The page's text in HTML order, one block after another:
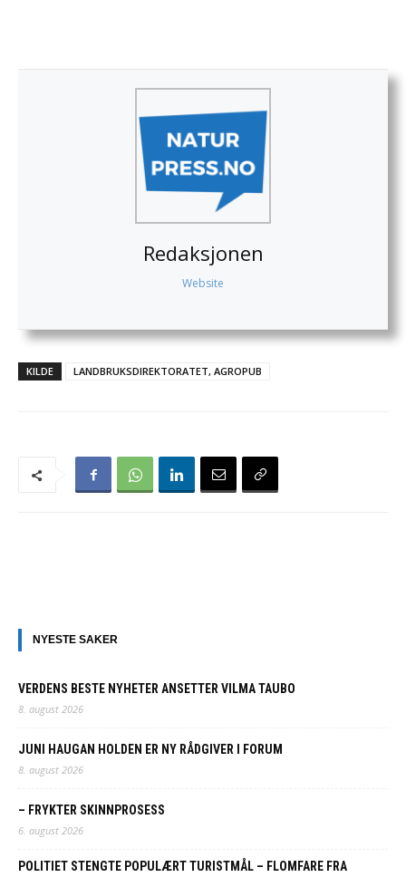
Redaksjonen
Website
KILDE LANDBRUKSDIREKTORATET, AGROPUB
NYESTE SAKER
VERDENS BESTE NYHETER ANSETTER VILMA TAUBO
8. august 2026
JUNI HAUGAN HOLDEN ER NY RÅDGIVER I FORUM
8. august 2026
– FRYKTER SKINNPROSESS
6. august 2026
POLITIET STENGTE POPULÆRT TURISTMÅL – FLOMFARE FRA